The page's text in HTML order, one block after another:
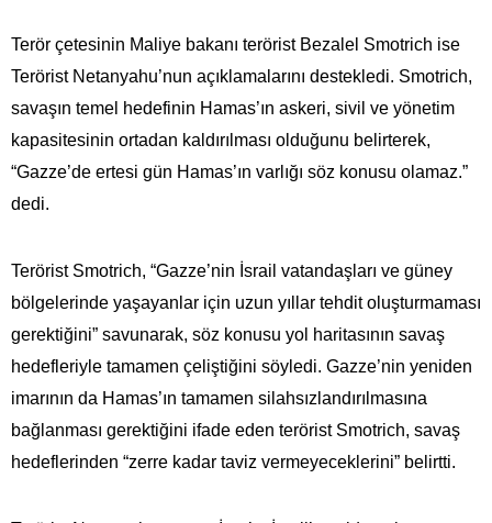
Terör çetesinin Maliye bakanı terörist Bezalel Smotrich ise
Terörist Netanyahu’nun açıklamalarını destekledi. Smotrich,
savaşın temel hedefinin Hamas’ın askeri, sivil ve yönetim
kapasitesinin ortadan kaldırılması olduğunu belirterek,
“Gazze’de ertesi gün Hamas’ın varlığı söz konusu olamaz.”
dedi.
Terörist Smotrich, “Gazze’nin İsrail vatandaşları ve güney
bölgelerinde yaşayanlar için uzun yıllar tehdit oluşturmaması
gerektiğini” savunarak, söz konusu yol haritasının savaş
hedefleriyle tamamen çeliştiğini söyledi. Gazze’nin yeniden
imarının da Hamas’ın tamamen silahsızlandırılmasına
bağlanması gerektiğini ifade eden terörist Smotrich, savaş
hedeflerinden “zerre kadar taviz vermeyeceklerini” belirtti.